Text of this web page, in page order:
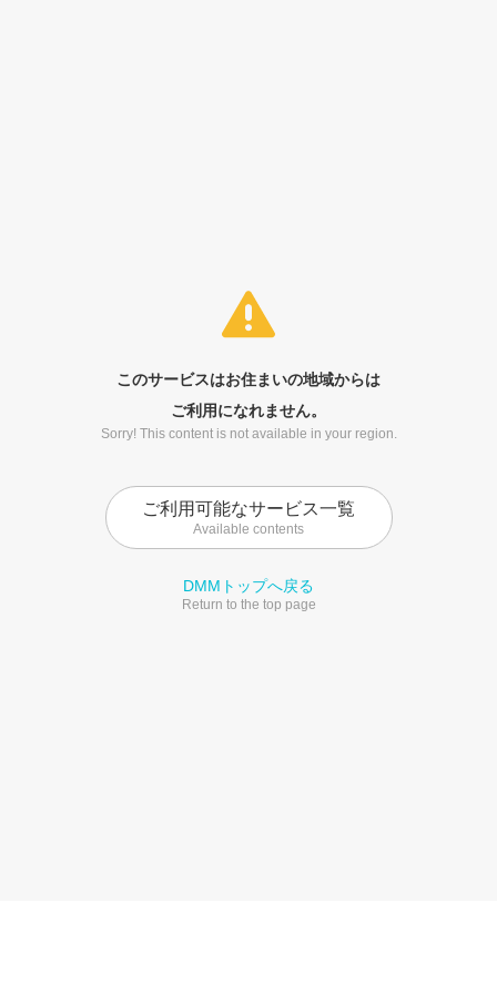
このサービスはお住まいの地域からは
ご利用になれません。
Sorry! This content is not available in your region.
ご利用可能なサービス一覧
Available contents
DMMトップへ戻る
Return to the top page